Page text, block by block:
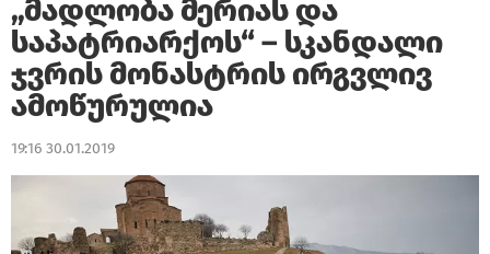
„მადლობა მერიას და
საპატრიარქოს“ – სკანდალი
ჯვრის მონასტრის ირგვლივ
ამოწურულია
19:16 30.01.2019